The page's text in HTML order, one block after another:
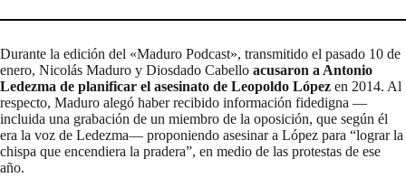
Durante la edición del «Maduro Podcast», transmitido el pasado 10 de
enero, Nicolás Maduro y Diosdado Cabello acusaron a Antonio
Ledezma de planificar el asesinato de Leopoldo López en 2014. Al
respecto, Maduro alegó haber recibido información fidedigna —
incluida una grabación de un miembro de la oposición, que según él
era la voz de Ledezma— proponiendo asesinar a López para “lograr la
chispa que encendiera la pradera”, en medio de las protestas de ese
año.